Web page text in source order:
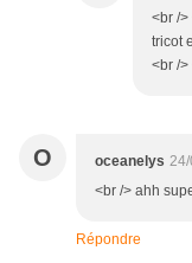
<br />
tricot
<br />
O oceanelys
<br /> ahh
Répondre